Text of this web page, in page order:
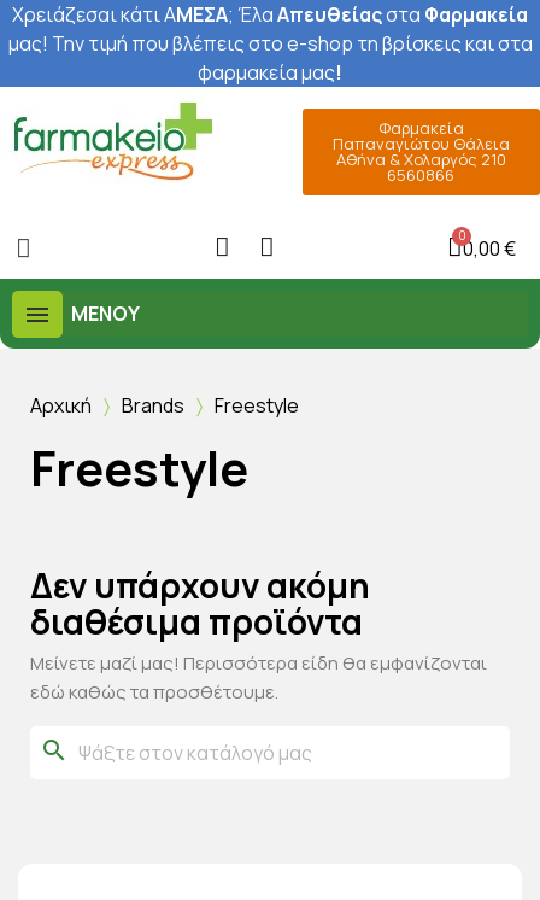
Χρειάζεσαι κάτι ΑΜΕΣΑ; ΈλαΑπευθείαςστα Φαρμακεία
μας! Την τιμή που βλέπεις στο e-shop τη βρίσκεις και στα
φαρμακεία μας!
Φαρμακεία
Παπαναγιώτου Θάλεια
Αθήνα & Χολαργός 210
6560866
0,00 €
ΜΕΝΟΎ
Αρχική Brands Freestyle
Freestyle
Δεν υπάρχουν ακόμη
διαθέσιμα προϊόντα
Μείνετε μαζί μας! Περισσότερα είδη θα εμφανίζονται
εδώ καθώς τα προσθέτουμε.
search